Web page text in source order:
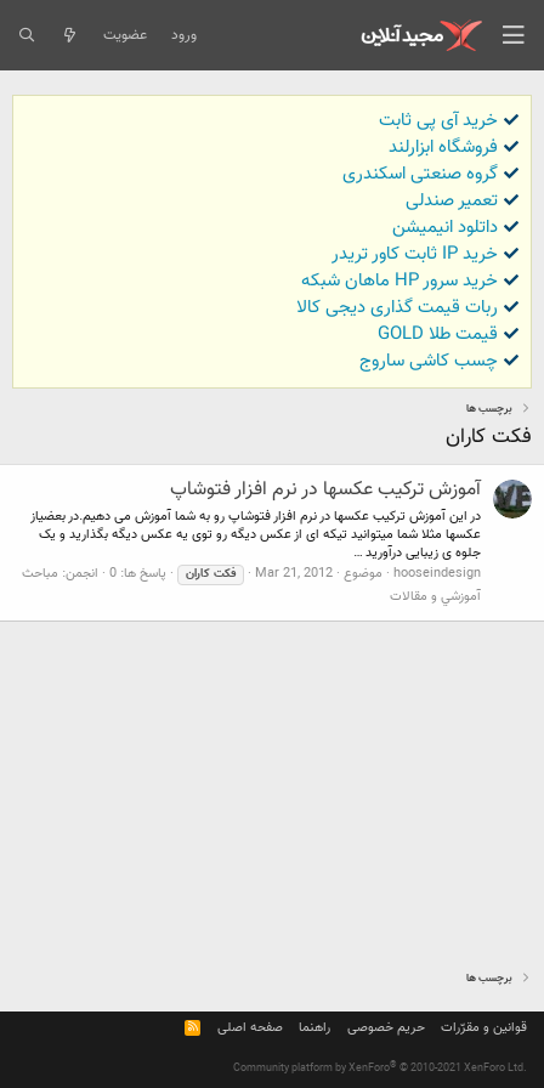
ورود عضویت
خرید آی پی ثابت
فروشگاه ابزارلند
گروه صنعتی اسکندری
تعمیر صندلی
داتلود انیمیشن
خرید IP ثابت کاور تریدر
خرید سرور HP ماهان شبکه
ربات قیمت گذاری دیجی کالا
قیمت طلا GOLD
چسب کاشی ساروج
برچسب ها
فکت کاران
آموزش ترکیب عکسها در نرم افزار فتوشاپ
در این آموزش ترکیب عکسها در نرم افزار فتوشاپ رو به شما آموزش می دهیم.در بعضیاز
عکسها مثلا شما میتوانید تیکه ای از عکس دیگه رو توی یه عکس دیگه بگذارید و یک
جلوه ی زیبایی درآورید …
hooseindesign موضوع Mar 21, 2012 فکت کاران پاسخ ها: 0 انجمن: مباحث
آموزشي و مقالات
برچسب ها
قوانین و مقرّرات حریم خصوصی راهنما صفحه اصلی
R
S
Community platform by XenForo® © 2010-2021 XenForo Ltd.